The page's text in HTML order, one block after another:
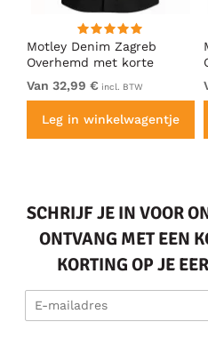
Motley Denim Zagreb
Overhemd met korte
mouw Zwart
Van 32,99 € incl. BTW
Leg in winkelwagentje
SCHRIJF JE IN VOOR
ONTVANG MET EEN
KORTING OP JE